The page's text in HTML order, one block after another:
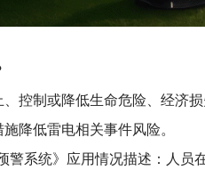
控制或降低生命危险、经济
降低雷电相关事件风险。
警系统》应用情况描述：人员